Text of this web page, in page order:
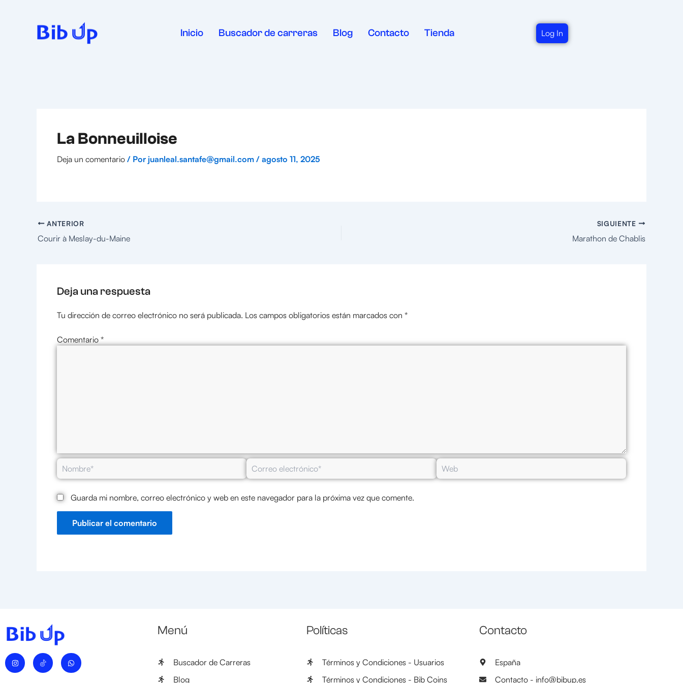
Inicio Buscador de carreras Blog Contacto Tienda Log In
La Bonneuilloise
Deja un comentario / Por juanleal.santafe@gmail.com / agosto 11, 2025
ANTERIOR
Courir à Meslay-du-Maine
SIGUIENTE
Marathon de Chablis
Deja una respuesta
Tu dirección de correo electrónico no será publicada. Los campos obligatorios están marcados con *
Comentario *
Nombre*
Correo
electrónico*
Web
Guarda mi nombre, correo electrónico y web en este navegador para la próxima vez que comente.
I
n
W
h
Menú
Buscador de Carreras
Blog
Políticas
Términos y Condiciones - Usuarios
Términos y Condiciones - Bib Coins
Contacto
España
Contacto - info@bibup.es